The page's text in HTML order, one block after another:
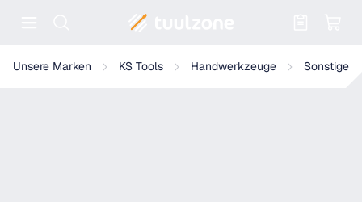
Unsere Marken KS Tools Handwerkzeuge Sonstiges
KS Tools Kunststoff-Leerkoffer für 516.2400